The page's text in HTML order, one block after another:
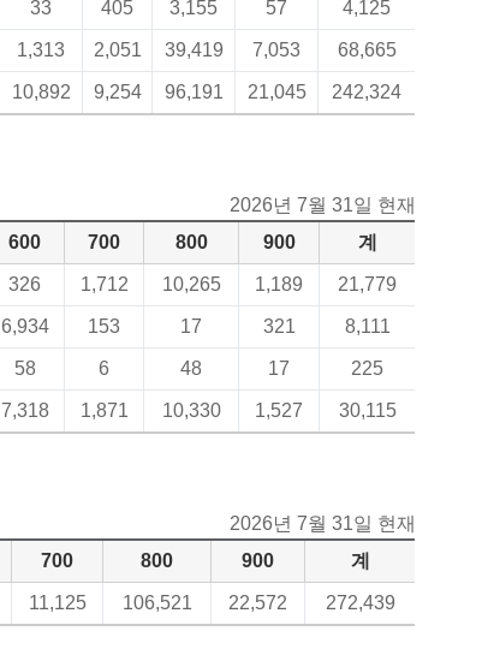
33 405 3,155 57 4,125
1,313 2,051 39,419 7,053 68,665
10,892 9,254 96,191 21,045 242,324
2026년 7월 31일 현재
600 700 800 900 계
326 1,712 10,265 1,189 21,779
6,934 153 17 321 8,111
58 6 48 17 225
7,318 1,871 10,330 1,527 30,115
2026년 7월 31일 현재
700 800 900 계
11,125 106,521 22,572 272,439